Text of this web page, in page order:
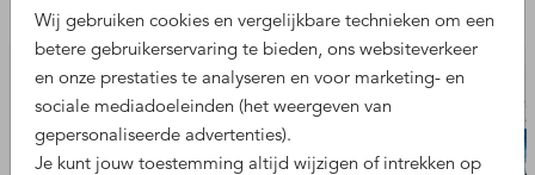
Wij gebruiken cookies en vergelijkbare technieken om een
betere gebruikerservaring te bieden, ons websiteverkeer
en onze prestaties te analyseren en voor marketing- en
sociale mediadoeleinden (het weergeven van
gepersonaliseerde advertenties).
Je kunt jouw toestemming altijd wijzigen of intrekken op
Nog meer leuke ontwerpen